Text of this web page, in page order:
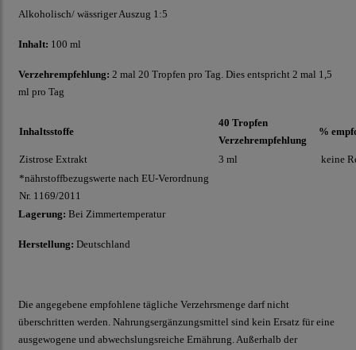
Alkoholisch/ wässriger Auszug 1:5
Inhalt: 100 ml
Verzehrempfehlung: 2 mal 20 Tropfen pro Tag. Dies entspricht 2 mal 1,5
ml pro Tag
Inhaltsstoffe
40 Tropfen
Verzehrempfehlung
%
Zistrose Extrakt 3 ml
keine
*nährstoffbezugswerte nach EU-Verordnung
Nr. 1169/2011
Lagerung: Bei Zimmertemperatur
Herstellung: Deutschland
Die angegebene empfohlene tägliche Verzehrsmenge darf nicht
überschritten werden. Nahrungsergänzungsmittel sind kein Ersatz für eine
ausgewogene und abwechslungsreiche Ernährung. Außerhalb der